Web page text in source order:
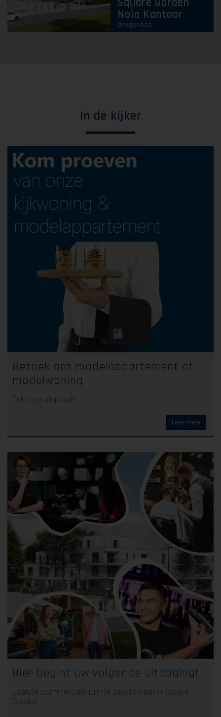
Nola Kantoor
Drogenbos
In de kijker
Bezoek ons modelappartement of
modelwoning
Enkel op afspraak!
Lees meer
Hier begint uw volgende uitdaging!
Laatste commerciële ruimte beschikbaar in Square
Garden.